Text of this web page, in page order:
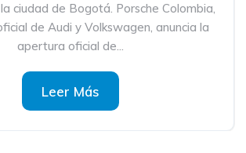
ciudad de Bogotá. Porsche Colombia,
de Audi y Volkswagen, anuncia la
apertura oficial de...
Leer Más